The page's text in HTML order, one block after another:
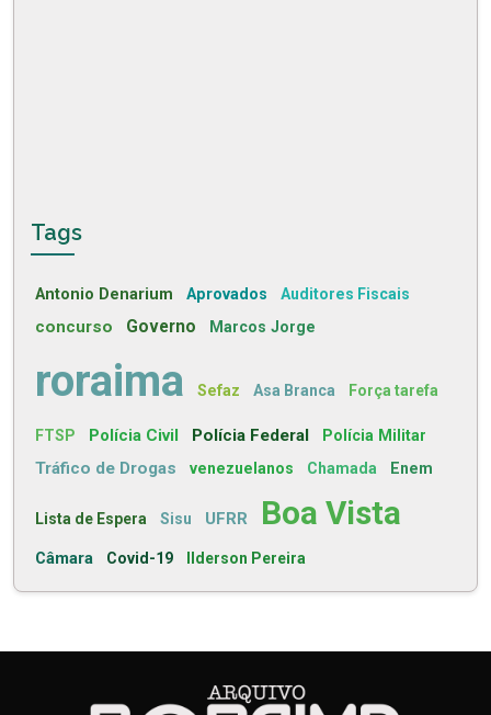
Tags
Antonio Denarium Aprovados Auditores Fiscais
concurso Governo Marcos Jorge
roraima Sefaz Asa Branca Força tarefa
FTSP Polícia Civil Polícia Federal Polícia Militar
Tráfico de Drogas venezuelanos Chamada Enem
Lista de Espera Sisu UFRR Boa Vista
Câmara Covid-19 Ilderson Pereira